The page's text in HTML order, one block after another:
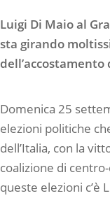
Luigi Di Maio al
sta girando
Domenica 25
elezioni politiche
dell’Italia, con la
coalizione di
queste elezioni c’è